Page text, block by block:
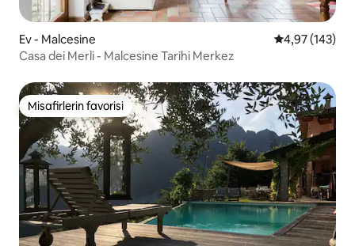
Ev - Malcesine 5 üzerinden
4,97 (143)
Casa dei Merli - Malcesine Tarihi Merkez
Misafirlerin favorisi
Misafirlerin favorisi